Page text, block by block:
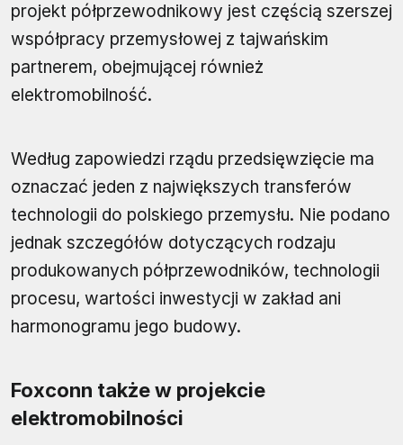
projekt półprzewodnikowy jest częścią szerszej
współpracy przemysłowej z tajwańskim
partnerem, obejmującej również
elektromobilność.
Według zapowiedzi rządu przedsięwzięcie ma
oznaczać jeden z największych transferów
technologii do polskiego przemysłu. Nie podano
jednak szczegółów dotyczących rodzaju
produkowanych półprzewodników, technologii
procesu, wartości inwestycji w zakład ani
harmonogramu jego budowy.
Foxconn także w projekcie
elektromobilności